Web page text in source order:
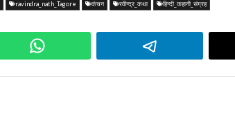
ravindra_nath_Tagore कंचन रवीन्द्र_कथा हिन्दी_कहानी_संग्रह